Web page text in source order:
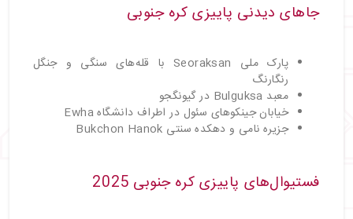
جاهای دیدنی پاییزی کره جنوبی
پارک ملی Seoraksan با قله‌های سنگی و جنگل
رنگارنگ
معبد Bulguksa در گیونگجو
خیابان جینکوهای سئول در اطراف دانشگاه Ewha
جزیره نامی و دهکده سنتی Bukchon Hanok
فستیوال‌های پاییزی کره جنوبی 2025